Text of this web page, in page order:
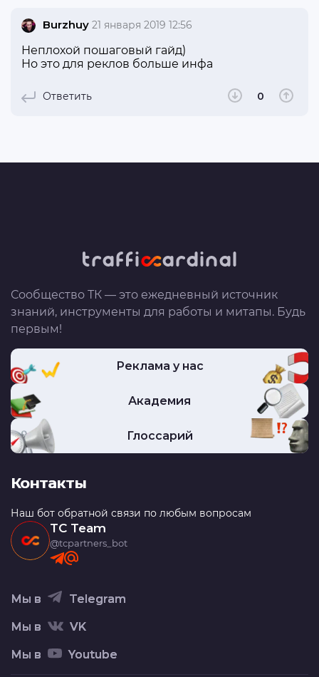
Burzhuy 21 января 2019 12:56
Неплохой пошаговый гайд)
Но это для реклов больше инфа
Ответить 0
Сообщество ТК — это ежедневный источник
знаний, инструменты для работы и митапы. Будь
первым!
Реклама у нас
Академия
Глоссарий
Контакты
Наш бот обратной связи по любым вопросам
TC Team
@tcpartners_bot
Мы в Telegram
Мы в VK
Мы в Youtube